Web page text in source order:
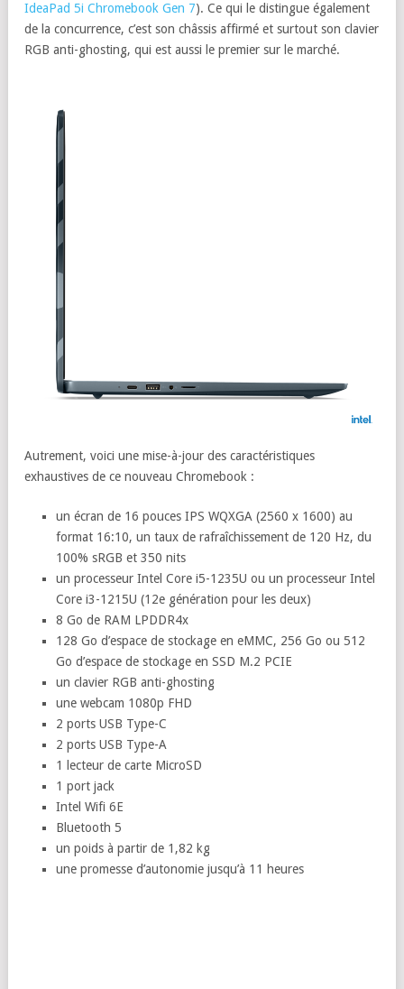
IdeaPad 5i Chromebook Gen 7). Ce qui le distingue également
de la concurrence, c’est son châssis affirmé et surtout son clavier
RGB anti-ghosting, qui est aussi le premier sur le marché.
Autrement, voici une mise-à-jour des caractéristiques
exhaustives de ce nouveau Chromebook :
un écran de 16 pouces IPS WQXGA (2560 x 1600) au
format 16:10, un taux de rafraîchissement de 120 Hz, du
100% sRGB et 350 nits
un processeur Intel Core i5-1235U ou un processeur Intel
Core i3-1215U (12e génération pour les deux)
8 Go de RAM LPDDR4x
128 Go d’espace de stockage en eMMC, 256 Go ou 512
Go d’espace de stockage en SSD M.2 PCIE
un clavier RGB anti-ghosting
une webcam 1080p FHD
2 ports USB Type-C
2 ports USB Type-A
1 lecteur de carte MicroSD
1 port jack
Intel Wifi 6E
Bluetooth 5
un poids à partir de 1,82 kg
une promesse d’autonomie jusqu’à 11 heures